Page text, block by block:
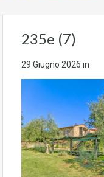
235e (7)
29 Giugno 2026 in